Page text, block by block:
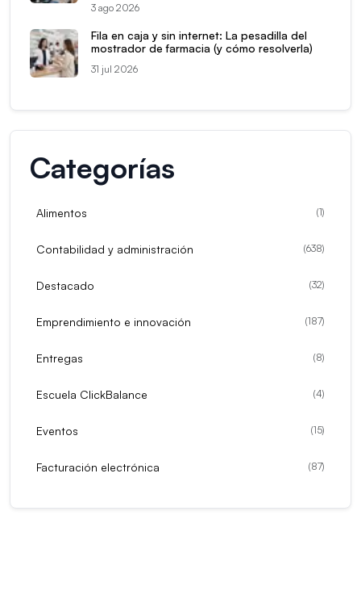
3 ago 2026
Fila en caja y sin internet: La pesadilla del
mostrador de farmacia (y cómo resolverla)
31 jul 2026
Categorías
Alimentos (1)
Contabilidad y administración (638)
Destacado (32)
Emprendimiento e innovación (187)
Entregas (8)
Escuela ClickBalance (4)
Eventos (15)
Facturación electrónica (87)